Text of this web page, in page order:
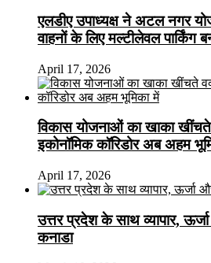
एलडीए उपाध्यक्ष ने अटल नगर
वाहनों के लिए मल्टीलेवल पार्किंग
April 17, 2026
विकास योजनाओं का खाका खींचते
इकोनॉमिक कॉरिडोर अब अहम
April 17, 2026
उत्तर प्रदेश के साथ व्यापार,
कनाडा